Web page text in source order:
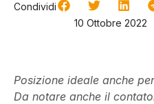
Condividi
10 Ottobre 2022
Posizione ideale anche
Da notare anche il